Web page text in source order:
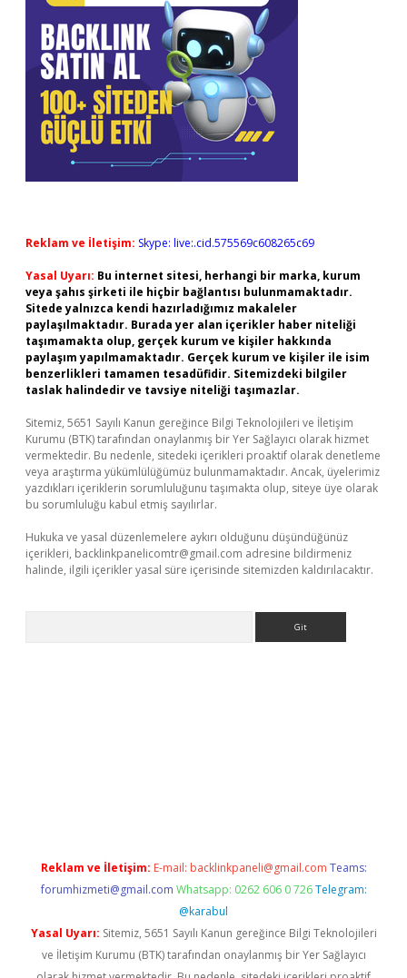
Reklam ve İletişim: Skype: live:.cid.575569c608265c69
Yasal Uyarı: Bu internet sitesi, herhangi bir marka, kurum
veya şahıs şirketi ile hiçbir bağlantısı bulunmamaktadır.
Sitede yalnızca kendi hazırladığımız makaleler
paylaşılmaktadır. Burada yer alan içerikler haber niteliği
taşımamakta olup, gerçek kurum ve kişiler hakkında
paylaşım yapılmamaktadır. Gerçek kurum ve kişiler ile isim
benzerlikleri tamamen tesadüfidir. Sitemizdeki bilgiler
taslak halindedir ve tavsiye niteliği taşımazlar.
Sitemiz, 5651 Sayılı Kanun gereğince Bilgi Teknolojileri ve İletişim
Kurumu (BTK) tarafından onaylanmış bir Yer Sağlayıcı olarak hizmet
vermektedir. Bu nedenle, sitedeki içerikleri proaktif olarak denetleme
veya araştırma yükümlülüğümüz bulunmamaktadır. Ancak, üyelerimiz
yazdıkları içeriklerin sorumluluğunu taşımakta olup, siteye üye olarak
bu sorumluluğu kabul etmiş sayılırlar.
Hukuka ve yasal düzenlemelere aykırı olduğunu düşündüğünüz
içerikleri, backlinkpanelicomtr@gmail.com adresine bildirmeniz
halinde, ilgili içerikler yasal süre içerisinde sitemizden kaldırılacaktır.
Reklam ve İletişim: E-mail: backlinkpaneli@gmail.com Teams:
forumhizmeti@gmail.com Whatsapp: 0262 606 0 726 Telegram:
@karabul
Yasal Uyarı: Sitemiz, 5651 Sayılı Kanun gereğince Bilgi Teknolojileri
ve İletişim Kurumu (BTK) tarafından onaylanmış bir Yer Sağlayıcı